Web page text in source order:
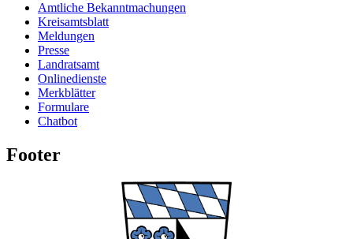
Amtliche Bekanntmachungen
Kreisamtsblatt
Meldungen
Presse
Landratsamt
Onlinedienste
Merkblätter
Formulare
Chatbot
Footer